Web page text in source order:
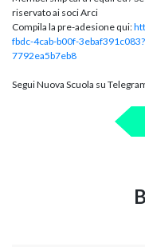
riservato ai soci Arci
Compila la pre-adesione qui:
fbdc-4cab-b00f-
7792ea5b7eb8
Segui Nuova Scuola su